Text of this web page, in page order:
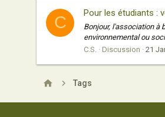
C
Pour les étudiants :
Bonjour, l'association à
environnemental ou
C.S.
Discussion 21
Tags